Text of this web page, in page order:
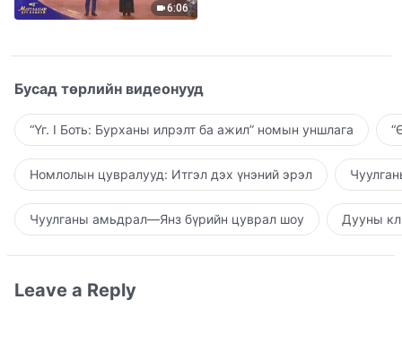
6:06
Бусад төрлийн видеонууд
“Үг. I Боть: Бурханы илрэлт ба ажил” номын уншлага
Номлолын цувралууд: Итгэл дэх үнэний эрэл
Чуулганы амьдрал—Янз бүрийн цуврал шоу Дууны
Leave a Reply